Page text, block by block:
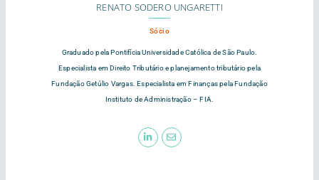
RENATO SODERO UNGARETTI
Sócio
Graduado pela Pontifícia Universidade Católica de São Paulo.
Especialista em Direito Tributário e planejamento tributário pela
Fundação Getúlio Vargas. Especialista em Finanças pela Fundação
Instituto de Administração – FIA.